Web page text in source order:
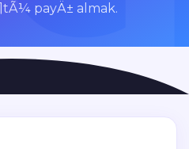
payÄ± almak.